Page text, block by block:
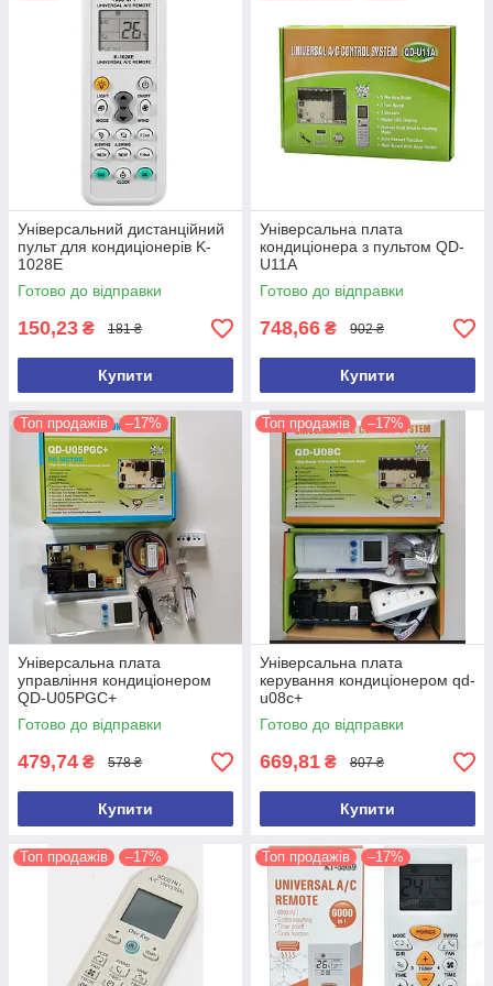
Універсальний дистанційний
пульт для кондиціонерів K-
1028E
Готово до відправки
150,23 ₴ 181 ₴
Купити
Універсальна плата
кондиціонера з пультом QD-
U11A
Готово до відправки
748,66 ₴ 902 ₴
Купити
Топ продажів –17%
Універсальна плата
управління кондиціонером
QD-U05PGC+
Готово до відправки
479,74 ₴ 578 ₴
Купити
Топ продажів –17%
Універсальна плата
керування кондиціонером qd-
u08c+
Готово до відправки
669,81 ₴ 807 ₴
Купити
Топ продажів –17% Топ продажів –17%